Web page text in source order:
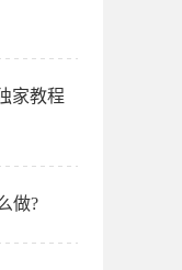
家教程
做?